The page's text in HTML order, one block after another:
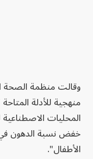
وقالت منظمة الصحة
منهجية للأدلة
المحليات
خفض نسبة الدهون في
الأطفال".